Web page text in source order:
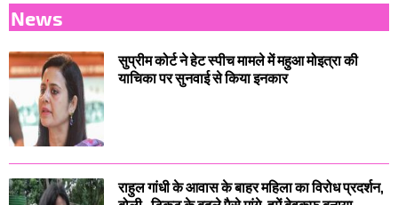
News
सुप्रीम कोर्ट ने हेट स्पीच मामले में महुआ मोइत्रा की
याचिका पर सुनवाई से किया इनकार
राहुल गांधी के आवास के बाहर महिला का विरोध प्रदर्शन,